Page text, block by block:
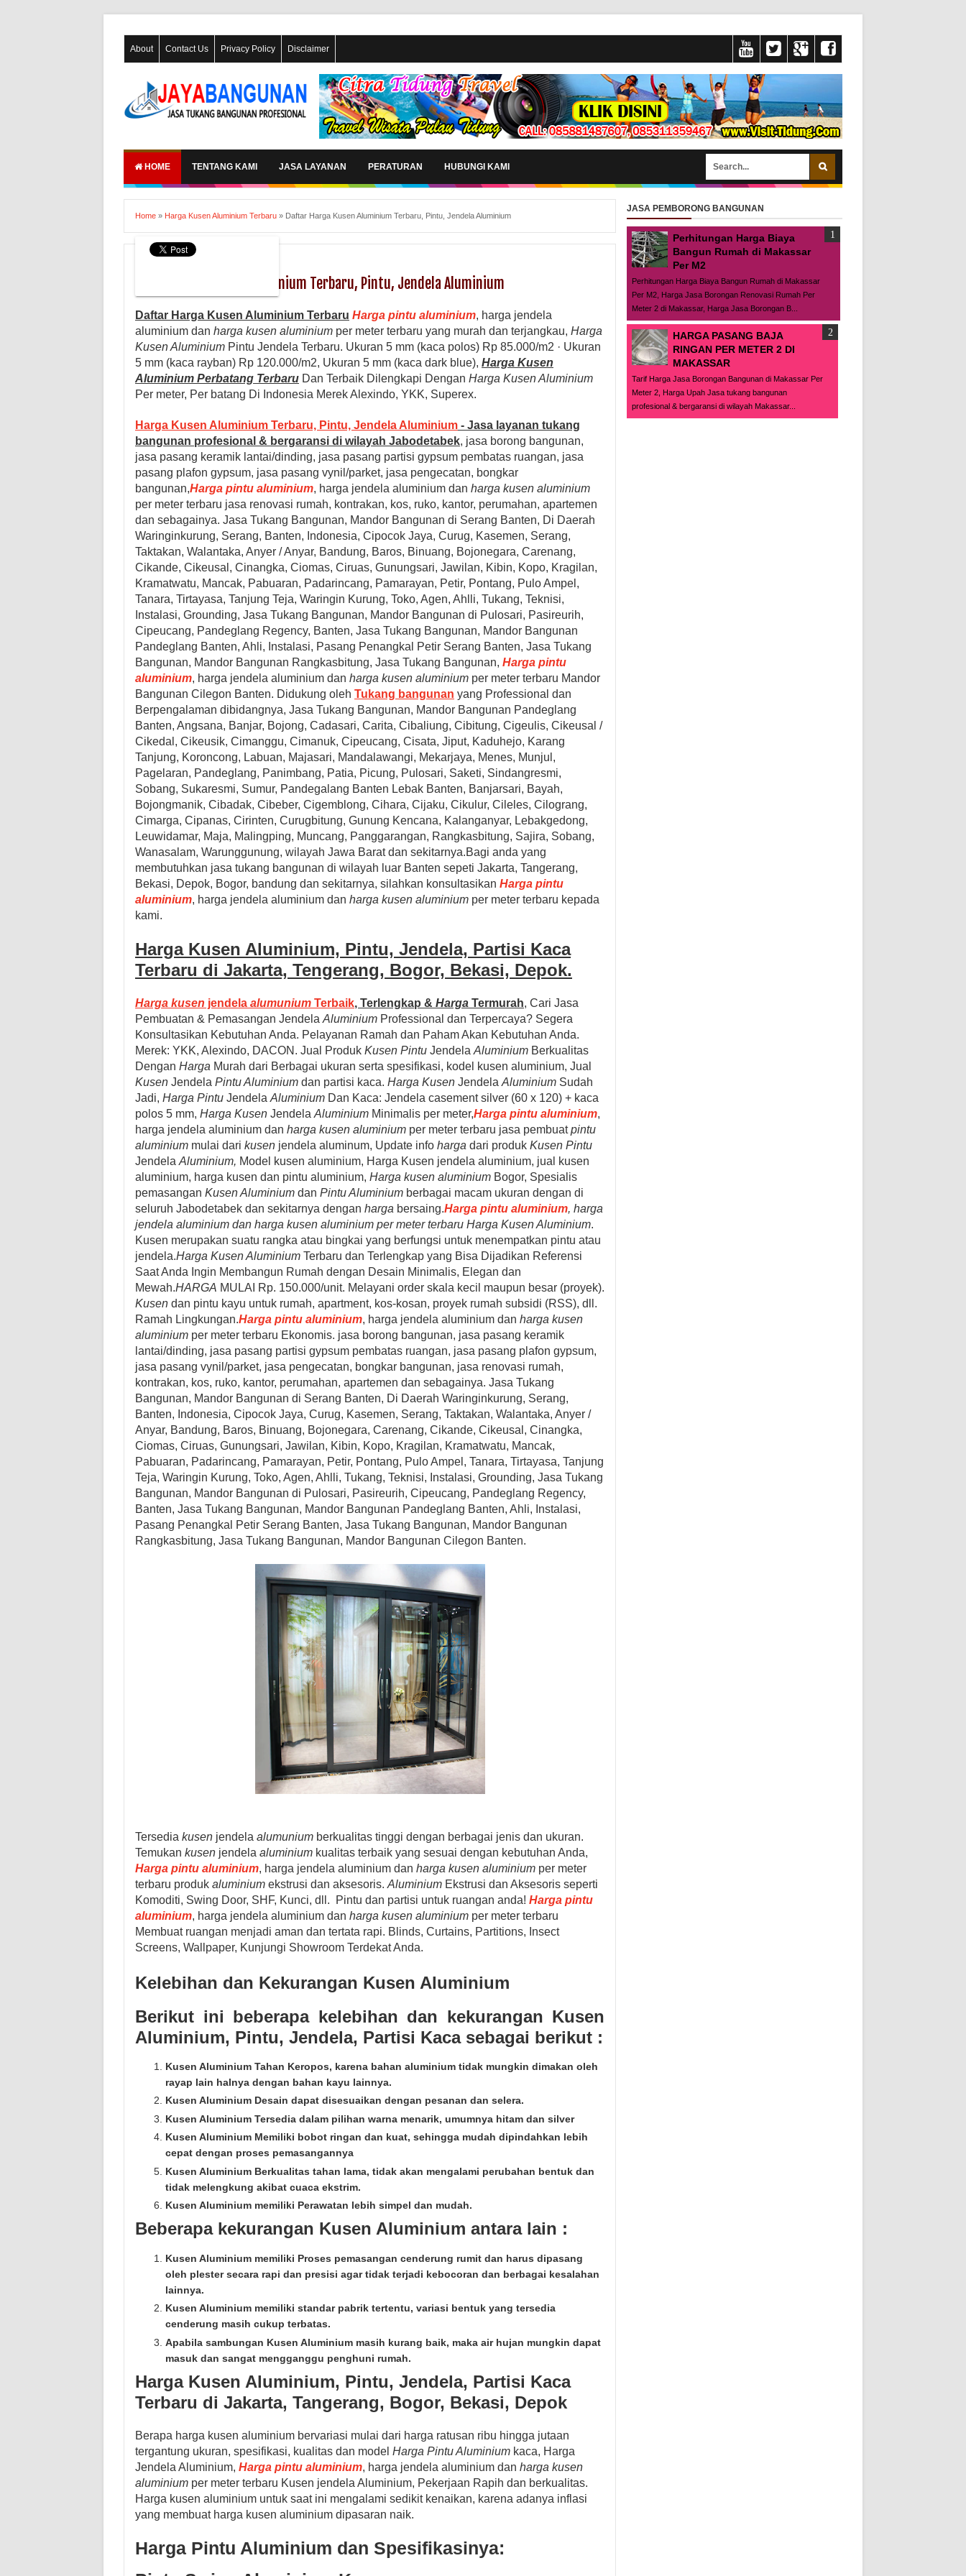
About Contact Us Privacy Policy Disclaimer
HOME TENTANG KAMI JASA LAYANAN PERATURAN HUBUNGI KAMI
Home » Harga Kusen Aluminium Terbaru » Daftar Harga Kusen Aluminium Terbaru, Pintu, Jendela Aluminium
Daftar Harga Kusen Aluminium Terbaru, Pintu, Jendela Aluminium
Daftar Harga Kusen Aluminium Terbaru Harga pintu aluminium, harga jendela
aluminium dan harga kusen aluminium per meter terbaru yang murah dan terjangkau, Harga
Kusen Aluminium Pintu Jendela Terbaru. Ukuran 5 mm (kaca polos) Rp 85.000/m2 · Ukuran
5 mm (kaca rayban) Rp 120.000/m2, Ukuran 5 mm (kaca dark blue), Harga Kusen
Aluminium Perbatang Terbaru Dan Terbaik Dilengkapi Dengan Harga Kusen Aluminium
Per meter, Per batang Di Indonesia Merek Alexindo, YKK, Superex.
Harga Kusen Aluminium Terbaru, Pintu, Jendela Aluminium - Jasa layanan tukang
bangunan profesional & bergaransi di wilayah Jabodetabek, jasa borong bangunan,
jasa pasang keramik lantai/dinding, jasa pasang partisi gypsum pembatas ruangan, jasa
pasang plafon gypsum, jasa pasang vynil/parket, jasa pengecatan, bongkar
bangunan,Harga pintu aluminium, harga jendela aluminium dan harga kusen aluminium
per meter terbaru jasa renovasi rumah, kontrakan, kos, ruko, kantor, perumahan, apartemen
dan sebagainya. Jasa Tukang Bangunan, Mandor Bangunan di Serang Banten, Di Daerah
Waringinkurung, Serang, Banten, Indonesia, Cipocok Jaya, Curug, Kasemen, Serang,
Taktakan, Walantaka, Anyer / Anyar, Bandung, Baros, Binuang, Bojonegara, Carenang,
Cikande, Cikeusal, Cinangka, Ciomas, Ciruas, Gunungsari, Jawilan, Kibin, Kopo, Kragilan,
Kramatwatu, Mancak, Pabuaran, Padarincang, Pamarayan, Petir, Pontang, Pulo Ampel,
Tanara, Tirtayasa, Tanjung Teja, Waringin Kurung, Toko, Agen, Ahlli, Tukang, Teknisi,
Instalasi, Grounding, Jasa Tukang Bangunan, Mandor Bangunan di Pulosari, Pasireurih,
Cipeucang, Pandeglang Regency, Banten, Jasa Tukang Bangunan, Mandor Bangunan
Pandeglang Banten, Ahli, Instalasi, Pasang Penangkal Petir Serang Banten, Jasa Tukang
Bangunan, Mandor Bangunan Rangkasbitung, Jasa Tukang Bangunan, Harga pintu
aluminium, harga jendela aluminium dan harga kusen aluminium per meter terbaru Mandor
Bangunan Cilegon Banten. Didukung oleh Tukang bangunan yang Professional dan
Berpengalaman dibidangnya, Jasa Tukang Bangunan, Mandor Bangunan Pandeglang
Banten, Angsana, Banjar, Bojong, Cadasari, Carita, Cibaliung, Cibitung, Cigeulis, Cikeusal /
Cikedal, Cikeusik, Cimanggu, Cimanuk, Cipeucang, Cisata, Jiput, Kaduhejo, Karang
Tanjung, Koroncong, Labuan, Majasari, Mandalawangi, Mekarjaya, Menes, Munjul,
Pagelaran, Pandeglang, Panimbang, Patia, Picung, Pulosari, Saketi, Sindangresmi,
Sobang, Sukaresmi, Sumur, Pandegalang Banten Lebak Banten, Banjarsari, Bayah,
Bojongmanik, Cibadak, Cibeber, Cigemblong, Cihara, Cijaku, Cikulur, Cileles, Cilograng,
Cimarga, Cipanas, Cirinten, Curugbitung, Gunung Kencana, Kalanganyar, Lebakgedong,
Leuwidamar, Maja, Malingping, Muncang, Panggarangan, Rangkasbitung, Sajira, Sobang,
Wanasalam, Warunggunung, wilayah Jawa Barat dan sekitarnya.Bagi anda yang
membutuhkan jasa tukang bangunan di wilayah luar Banten sepeti Jakarta, Tangerang,
Bekasi, Depok, Bogor, bandung dan sekitarnya, silahkan konsultasikan Harga pintu
aluminium, harga jendela aluminium dan harga kusen aluminium per meter terbaru kepada
kami.
Harga Kusen Aluminium, Pintu, Jendela, Partisi Kaca
Terbaru di Jakarta, Tengerang, Bogor, Bekasi, Depok.
Harga kusen jendela alumunium Terbaik, Terlengkap & Harga Termurah, Cari Jasa
Pembuatan & Pemasangan Jendela Aluminium Professional dan Terpercaya? Segera
Konsultasikan Kebutuhan Anda. Pelayanan Ramah dan Paham Akan Kebutuhan Anda.
Merek: YKK, Alexindo, DACON. Jual Produk Kusen Pintu Jendela Aluminium Berkualitas
Dengan Harga Murah dari Berbagai ukuran serta spesifikasi, kodel kusen aluminium, Jual
Kusen Jendela Pintu Aluminium dan partisi kaca. Harga Kusen Jendela Aluminium Sudah
Jadi, Harga Pintu Jendela Aluminium Dan Kaca: Jendela casement silver (60 x 120) + kaca
polos 5 mm, Harga Kusen Jendela Aluminium Minimalis per meter,Harga pintu aluminium,
harga jendela aluminium dan harga kusen aluminium per meter terbaru jasa pembuatpintu
aluminium mulai dari kusen jendela aluminum, Update info harga dari produk Kusen Pintu
Jendela Aluminium, Model kusen aluminium, Harga Kusen jendela aluminium, jual kusen
aluminium, harga kusen dan pintu aluminium, Harga kusen aluminium Bogor, Spesialis
pemasangan Kusen Aluminium dan Pintu Aluminium berbagai macam ukuran dengan di
seluruh Jabodetabek dan sekitarnya dengan harga bersaing.Harga pintu aluminium, harga
jendela aluminium dan harga kusen aluminium per meter terbaru Harga Kusen Aluminium.
Kusen merupakan suatu rangka atau bingkai yang berfungsi untuk menempatkan pintu atau
jendela.Harga Kusen Aluminium Terbaru dan Terlengkap yang Bisa Dijadikan Referensi
Saat Anda Ingin Membangun Rumah dengan Desain Minimalis, Elegan dan
Mewah.HARGA MULAI Rp. 150.000/unit. Melayani order skala kecil maupun besar (proyek).
Kusen dan pintu kayu untuk rumah, apartment, kos-kosan, proyek rumah subsidi (RSS), dll.
Ramah Lingkungan.Harga pintu aluminium, harga jendela aluminium dan harga kusen
aluminium per meter terbaru Ekonomis. jasa borong bangunan, jasa pasang keramik
lantai/dinding, jasa pasang partisi gypsum pembatas ruangan, jasa pasang plafon gypsum,
jasa pasang vynil/parket, jasa pengecatan, bongkar bangunan, jasa renovasi rumah,
kontrakan, kos, ruko, kantor, perumahan, apartemen dan sebagainya. Jasa Tukang
Bangunan, Mandor Bangunan di Serang Banten, Di Daerah Waringinkurung, Serang,
Banten, Indonesia, Cipocok Jaya, Curug, Kasemen, Serang, Taktakan, Walantaka, Anyer /
Anyar, Bandung, Baros, Binuang, Bojonegara, Carenang, Cikande, Cikeusal, Cinangka,
Ciomas, Ciruas, Gunungsari, Jawilan, Kibin, Kopo, Kragilan, Kramatwatu, Mancak,
Pabuaran, Padarincang, Pamarayan, Petir, Pontang, Pulo Ampel, Tanara, Tirtayasa, Tanjung
Teja, Waringin Kurung, Toko, Agen, Ahlli, Tukang, Teknisi, Instalasi, Grounding, Jasa Tukang
Bangunan, Mandor Bangunan di Pulosari, Pasireurih, Cipeucang, Pandeglang Regency,
Banten, Jasa Tukang Bangunan, Mandor Bangunan Pandeglang Banten, Ahli, Instalasi,
Pasang Penangkal Petir Serang Banten, Jasa Tukang Bangunan, Mandor Bangunan
Rangkasbitung, Jasa Tukang Bangunan, Mandor Bangunan Cilegon Banten.
Tersedia kusen jendela alumunium berkualitas tinggi dengan berbagai jenis dan ukuran.
Temukan kusen jendela aluminium kualitas terbaik yang sesuai dengan kebutuhan Anda,
Harga pintu aluminium, harga jendela aluminium dan harga kusen aluminium per meter
terbaru produk aluminium ekstrusi dan aksesoris. Aluminium Ekstrusi dan Aksesoris seperti
Komoditi, Swing Door, SHF, Kunci, dll.
Pintu dan partisi untuk ruangan anda! Harga pintu
aluminium, harga jendela aluminium dan harga kusen aluminium per meter terbaru
Membuat ruangan menjadi aman dan tertata rapi. Blinds, Curtains, Partitions, Insect
Screens, Wallpaper, Kunjungi Showroom Terdekat Anda.
Kelebihan dan Kekurangan Kusen Aluminium
Berikut ini beberapa kelebihan dan kekurangan Kusen
Aluminium, Pintu, Jendela, Partisi Kaca sebagai berikut :
Kusen Aluminium Tahan Keropos, karena bahan aluminium tidak mungkin dimakan oleh
rayap lain halnya dengan bahan kayu lainnya.
Kusen Aluminium Desain dapat disesuaikan dengan pesanan dan selera.
Kusen Aluminium Tersedia dalam pilihan warna menarik, umumnya hitam dan silver
Kusen Aluminium Memiliki bobot ringan dan kuat, sehingga mudah dipindahkan lebih
cepat dengan proses pemasangannya
Kusen Aluminium Berkualitas tahan lama, tidak akan mengalami perubahan bentuk dan
tidak melengkung akibat cuaca ekstrim.
Kusen Aluminium memiliki Perawatan lebih simpel dan mudah.
Beberapa kekurangan Kusen Aluminium antara lain :
Kusen Aluminium memiliki Proses pemasangan cenderung rumit dan harus dipasang
oleh plester secara rapi dan presisi agar tidak terjadi kebocoran dan berbagai kesalahan
lainnya.
Kusen Aluminium memiliki standar pabrik tertentu, variasi bentuk yang tersedia
cenderung masih cukup terbatas.
Apabila sambungan Kusen Aluminium masih kurang baik, maka air hujan mungkin dapat
masuk dan sangat mengganggu penghuni rumah.
Harga Kusen Aluminium, Pintu, Jendela, Partisi Kaca
Terbaru di Jakarta, Tangerang, Bogor, Bekasi, Depok
Berapa harga kusen aluminium bervariasi mulai dari harga ratusan ribu hingga jutaan
tergantung ukuran, spesifikasi, kualitas dan model Harga Pintu Aluminium kaca, Harga
Jendela Aluminium, Harga pintu aluminium, harga jendela aluminium dan harga kusen
aluminium per meter terbaru Kusen jendela Aluminium, Pekerjaan Rapih dan berkualitas.
Harga kusen aluminium untuk saat ini mengalami sedikit kenaikan, karena adanya inflasi
yang membuat harga kusen aluminium dipasaran naik.
Harga Pintu Aluminium dan Spesifikasinya:
JASA PEMBORONG BANGUNAN
Perhitungan Harga Biaya
Bangun Rumah di Makassar
Per M2
Perhitungan Harga Biaya Bangun Rumah di Makassar
Per M2, Harga Jasa Borongan Renovasi Rumah Per
Meter 2 di Makassar, Harga Jasa Borongan B...
HARGA PASANG BAJA
RINGAN PER METER 2 DI
MAKASSAR
Tarif Harga Jasa Borongan Bangunan di Makassar Per
Meter 2, Harga Upah Jasa tukang bangunan
profesional & bergaransi di wilayah Makassar...